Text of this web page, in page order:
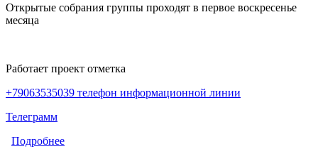
Открытые собрания группы проходят в первое воскресенье
месяца
Работает проект отметка
+79063535039 телефон информационной линии
Телеграмм
Подробнее